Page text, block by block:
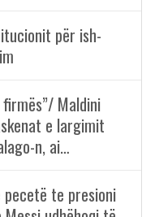
për ish-
Maldini
e largimit
n, ai…
te presioni